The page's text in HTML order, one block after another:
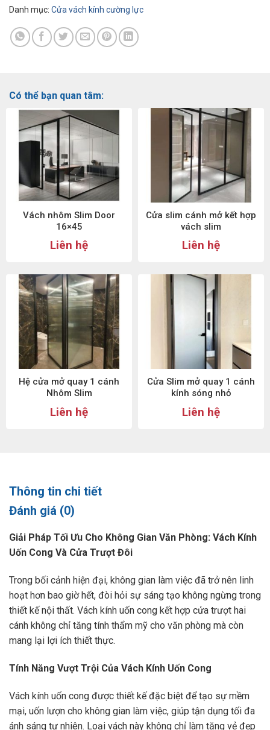
Danh mục: Cửa vách kính cường lực
Có thể bạn quan tâm:
Vách nhôm Slim Door
16×45
Liên hệ
Cửa slim cánh mở kết hợp
vách slim
Liên hệ
Hệ cửa mở quay 1 cánh
Nhôm Slim
Liên hệ
Cửa Slim mở quay 1 cánh
kính sóng nhỏ
Liên hệ
Thông tin chi tiết
Đánh giá (0)
Giải Pháp Tối Ưu Cho Không Gian Văn Phòng: Vách Kính
Uốn Cong Và Cửa Trượt Đôi
Trong bối cảnh hiện đại, không gian làm việc đã trở nên linh
hoạt hơn bao giờ hết, đòi hỏi sự sáng tạo không ngừng trong
thiết kế nội thất. Vách kính uốn cong kết hợp cửa trượt hai
cánh không chỉ tăng tính thẩm mỹ cho văn phòng mà còn
mang lại lợi ích thiết thực.
Tính Năng Vượt Trội Của Vách Kính Uốn Cong
Vách kính uốn cong được thiết kế đặc biệt để tạo sự mềm
mại, uốn lượn cho không gian làm việc, giúp tận dụng tối đa
ánh sáng tự nhiên. Loại vách này không chỉ làm tăng vẻ đẹp